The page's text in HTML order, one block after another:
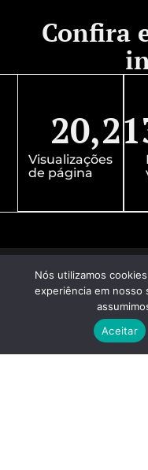
Confira
Visualizações
de página
Nós utilizamos
experiência em nosso
Aceitar